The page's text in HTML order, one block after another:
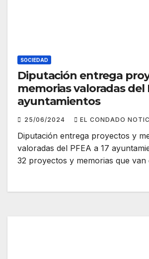
SOCIEDAD
Diputación entrega
memorias valoradas del
ayuntamientos
25/06/2024 EL CONDADO
Diputación entrega proyectos y
valoradas del PFEA a 17
32 proyectos y memorias que van